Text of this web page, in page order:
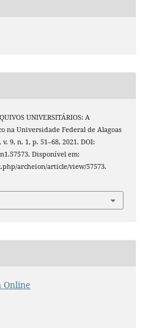
UNIVERSITÁRIOS: A
na Universidade Federal de Alagoas
v. 9, n. 1, p. 51–68, 2021. DOI:
Disponível em:
archeion/article/view/57573.
Online